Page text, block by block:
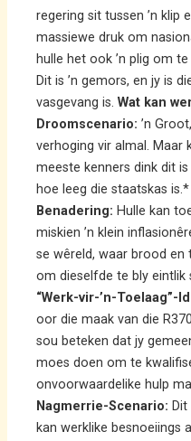
regering sit tussen ’n klip
massiewe druk om
hulle het ook ’n plig om
Dit is ’n gemors, en jy is
vasgevang is. Wat kan
Droomscenario: ’n
verhoging vir almal. Maar
meeste kenners dink dit
hoe leeg die staatskas is.*
Benadering: Hulle kan
miskien ’n klein
se wêreld, waar brood
om dieselfde te bly eintlik
“Werk-vir-’n-Toelaag”-
oor die maak van die
sou beteken dat jy
moes doen om te
onvoorwaardelike hulp
Nagmerrie-Scenario:
kan werklike besnoeiings